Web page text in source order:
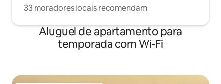
33 moradores locais recomendam
Aluguel de apartamento para
temporada com Wi-Fi